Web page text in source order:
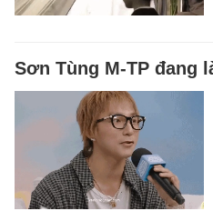
Sơn Tùng M-TP đang